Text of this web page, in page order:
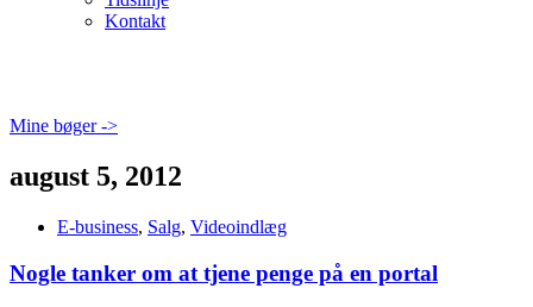
Kontakt
Mine bøger ->
august 5, 2012
E-business, Salg, Videoindlæg
Nogle tanker om at tjene penge på en portal